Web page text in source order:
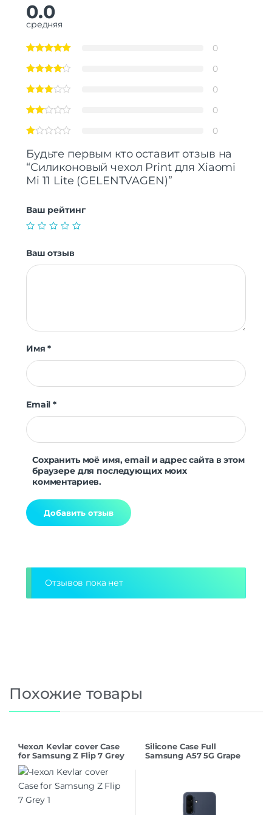
0.0
средняя
0
0
0
0
0
Будьте первым кто оставит отзыв на
“Силиконовый чехол Print для Xiaomi
Mi 11 Lite (GELENTVAGEN)”
Ваш рейтинг
Ваш отзыв
Имя*
Email*
Сохранить моё имя, email и адрес сайта в этом
браузере для последующих моих
комментариев.
Отзывов пока нет
Похожие товары
Чехол Kevlar cover Case
for Samsung Z Flip 7 Grey
Silicone Case Full
Samsung A57 5G Grape